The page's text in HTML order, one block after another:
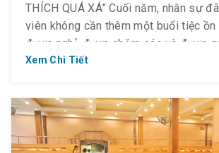
THÍCH QUÁ XÁ” Cuối năm, nhân sự
viên không cần thêm một buổi tiệc ồn
được nghỉ, được chăm sóc và được
cách. Cuối năm, khách du lịch không
Xem Chi Tiết